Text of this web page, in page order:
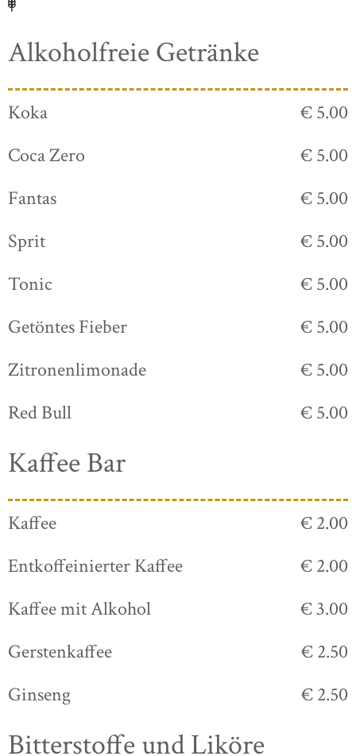
Alkoholfreie Getränke
Koka
€ 5.00
Coca Zero
€ 5.00
Fantas
€ 5.00
Sprit
€ 5.00
Tonic
€ 5.00
Getöntes Fieber
€ 5.00
Zitronenlimonade
€ 5.00
Red Bull
€ 5.00
Kaffee Bar
Kaffee
€ 2.00
Entkoffeinierter Kaffee
€ 2.00
Kaffee mit Alkohol
€ 3.00
Gerstenkaffee
€ 2.50
Ginseng
€ 2.50
Bitterstoffe und Liköre